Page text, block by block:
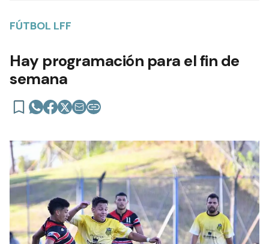
FÚTBOL LFF
Hay programación para el fin de
semana